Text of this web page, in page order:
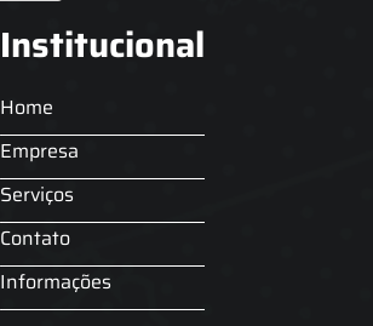
Institucional
Home
Empresa
Serviços
Contato
Informações